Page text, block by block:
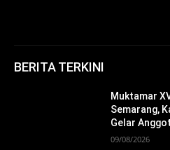
BERITA TERKINI
Muktamar
Semarang,
Gelar
09/08/2026